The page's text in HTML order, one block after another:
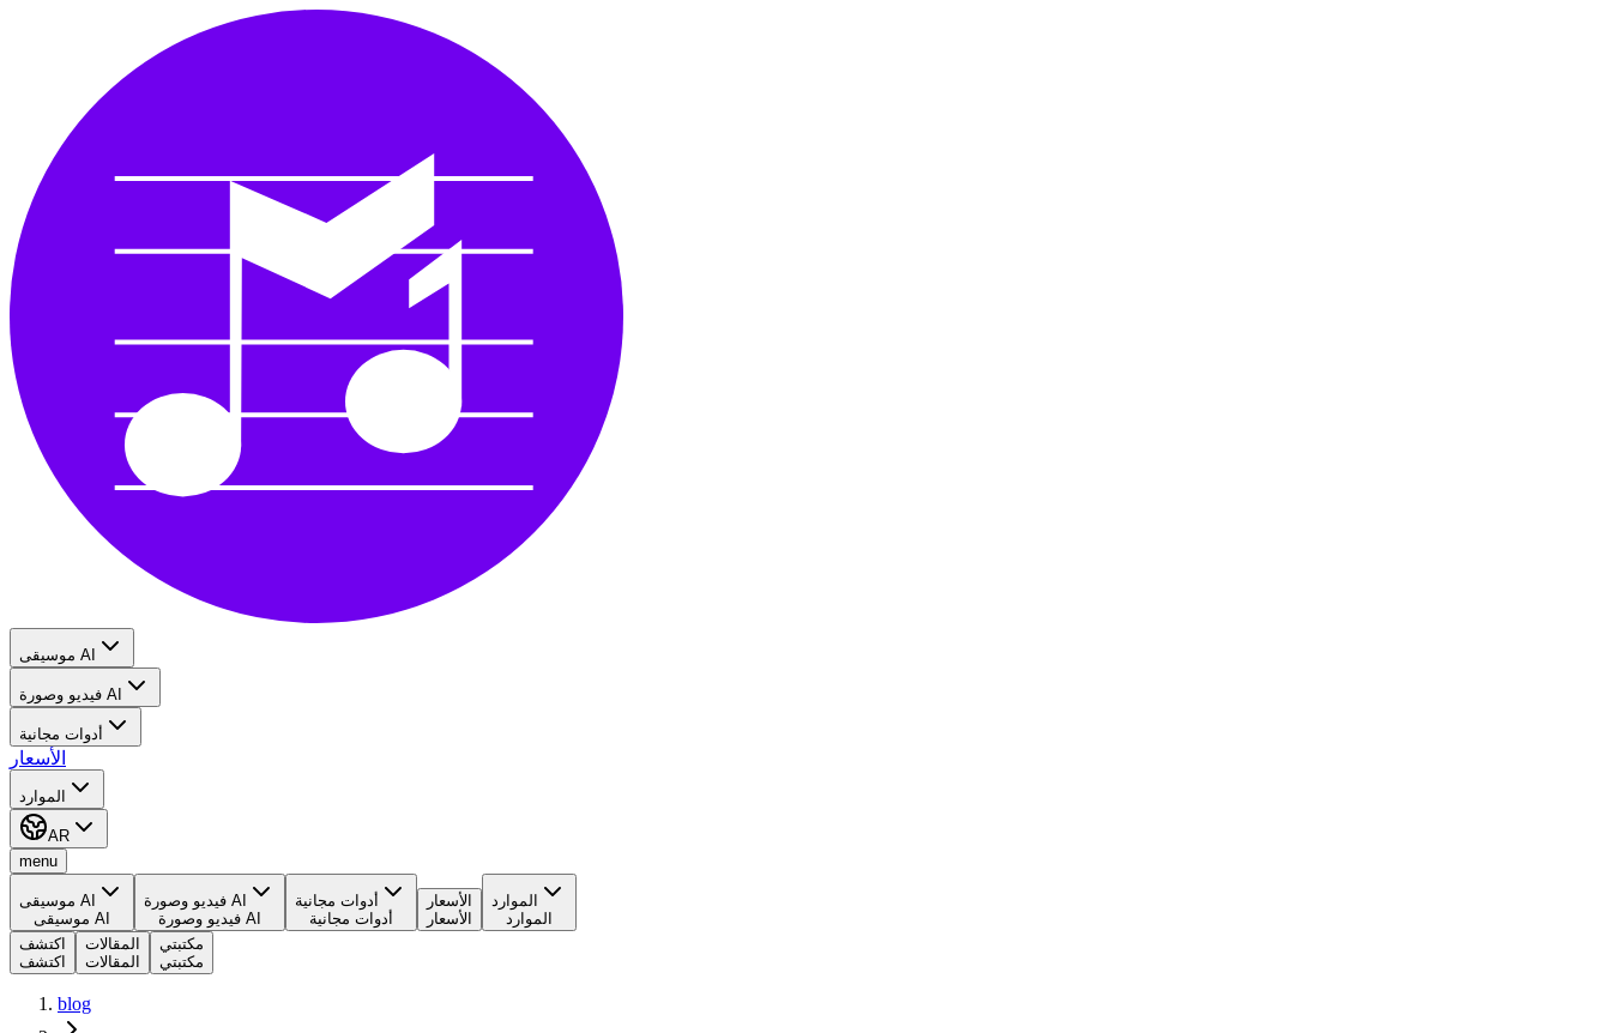
موسيقى AI
فيديو وصورة AI
أدوات مجانية
الأسعار
الموارد
AR
menu
موسيقى AI
موسيقى AI
فيديو وصورة AI
فيديو وصورة AI
أدوات مجانية
أدوات مجانية
الأسعار
الأسعار
الموارد
الموارد
اكتشف
اكتشف
المقالات
المقالات
مكتبتي
مكتبتي
blog